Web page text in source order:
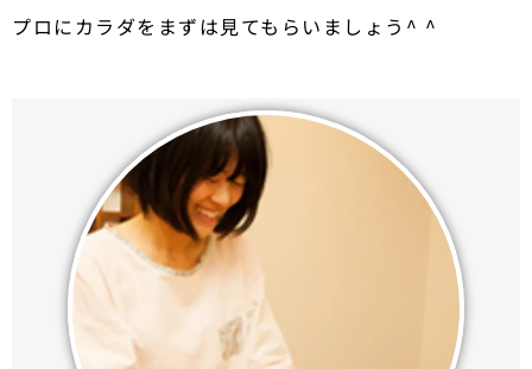
プロにカラダをまずは見てもらいましょう^ ^